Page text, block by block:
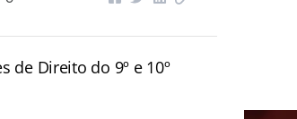
de Direito do 9º e 10º